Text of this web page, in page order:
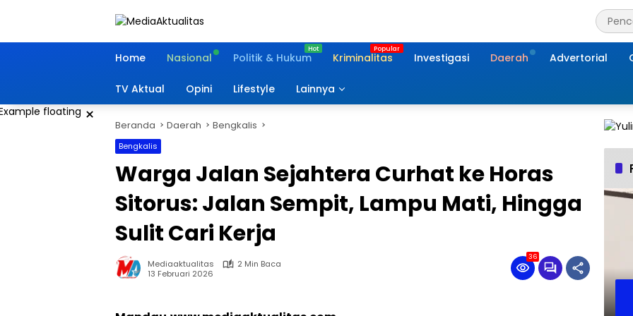
Home
Nasional Politik & Hukum Kriminalitas Investigasi Daerah Advertorial
TV Aktual Opini Lifestyle Lainnya
× Beranda Daerah Bengkalis
Bengkalis
Warga Jalan Sejahtera Curhat ke Horas
Sitorus: Jalan Sempit, Lampu Mati, Hingga
Sulit Cari Kerja
Mediaaktualitas
2 Min Baca
13 Februari 2026
36